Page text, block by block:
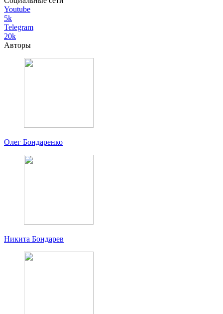
Youtube
5k
Telegram
20k
Авторы
Олег Бондаренко
Никита Бондарев